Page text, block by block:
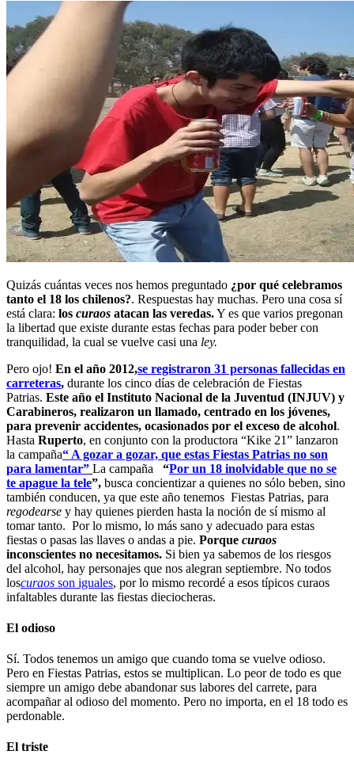
Quizás cuántas veces nos hemos preguntado ¿por qué celebramos
tanto el 18 los chilenos?. Respuestas hay muchas. Pero una cosa sí
está clara: los curaos atacan las veredas.Y es que varios pregonan
la libertad que existe durante estas fechas para poder beber con
tranquilidad, la cual se vuelve casi una ley.
Pero ojo! En el año 2012,se registraron 31 personas fallecidas en
carreteras, durante los cinco días de celebración de Fiestas
Patrias. Este año el Instituto Nacional de la Juventud (INJUV) y
Carabineros, realizaron un llamado, centrado en los jóvenes,
para prevenir accidentes, ocasionados por el exceso de alcohol.
Hasta Ruperto, en conjunto con la productora “Kike 21” lanzaron
la campaña“ A gozar a gozar, que estas Fiestas Patrias no son
para lamentar” La campaña “Por un 18 inolvidable que no se
te apague la tele”, busca concientizar a quienes no sólo beben, sino
también conducen, ya que este año tenemos Fiestas Patrias, para
regodearse y hay quienes pierden hasta la noción de sí mismo al
tomar tanto. Por lo mismo, lo más sano y adecuado para estas
fiestas o pasas las llaves o andas a pie. Porque curaos
inconscientes no necesitamos. Si bien ya sabemos de los riesgos
del alcohol, hay personajes que nos alegran septiembre. No todos
loscuraos son iguales, por lo mismo recordé a esos típicos curaos
infaltables durante las fiestas dieciocheras.
El odioso
Sí. Todos tenemos un amigo que cuando toma se vuelve odioso.
Pero en Fiestas Patrias, estos se multiplican. Lo peor de todo es que
siempre un amigo debe abandonar sus labores del carrete, para
acompañar al odioso del momento. Pero no importa, en el 18 todo es
perdonable.
El triste